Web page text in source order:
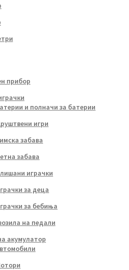
прибор
и полначи за батерии
игри
забава
забава
играчки
за деца
за бебиња
на педали
акумулатор